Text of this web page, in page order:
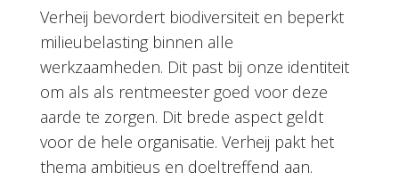
Verheij bevordert biodiversiteit en beperkt
milieubelasting binnen alle
werkzaamheden. Dit past bij onze identiteit
om als als rentmeester goed voor deze
aarde te zorgen. Dit brede aspect geldt
voor de hele organisatie. Verheij pakt het
thema ambitieus en doeltreffend aan.